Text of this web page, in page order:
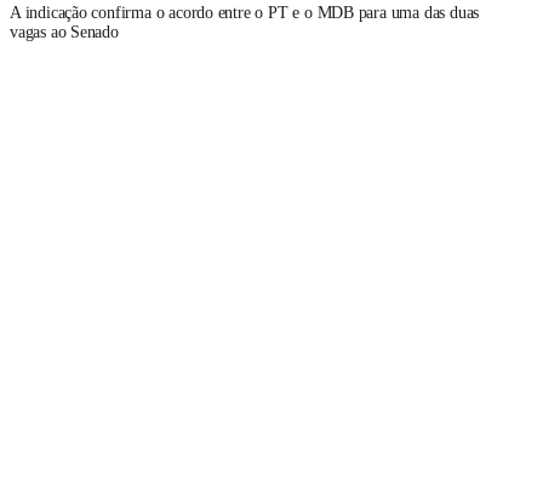
A indicação confirma o acordo entre o PT e o MDB para uma das duas
vagas ao Senado